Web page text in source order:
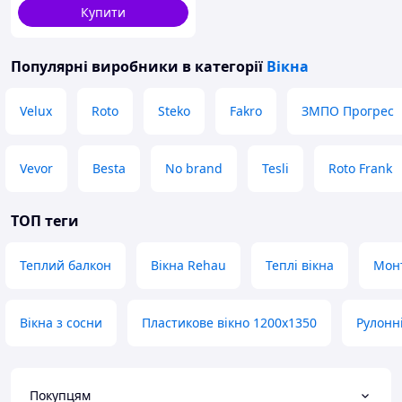
Купити
Популярні виробники в категорії Вікна
Velux Roto Steko Fakro ЗМПО Прогрес
Vevor Besta No brand Tesli Roto Frank
ТОП теги
Теплий балкон Вікна Rehau Теплі вікна
Вікна з сосни Пластикове вікно 1200x1350
Покупцям